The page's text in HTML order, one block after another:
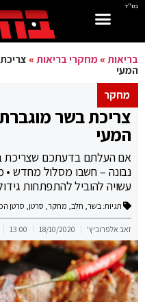
בס"ד
בריאות»מחקרי בריאות»
המעי
מחקר
צריכת בשר
המעי
אם העלתם בדעתכם שצריכת
נבונה – חשבו מסלול מחדש •
עשויה להוביל להתפתחות
תגיות: בשר, חלב, מחקר, סרטן, סרטן
זאב אלפרוביץ' 18/10/2020
13:00